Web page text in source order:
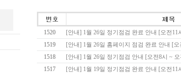
1520 [안내] 1월 26일 정기점검 완료 안내 [오전11
1519
[안내] 1월 26일 홈페이지 점검 완료 안내 [오
1518
[안내] 1월 26일 정기점검 안내 [오전8시 ~ 오
1517
[안내] 1월 19일 정기점검 완료 안내 [오전11